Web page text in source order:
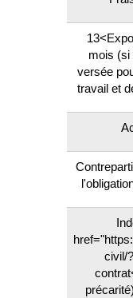
mois (si
versée
travail et
civil/